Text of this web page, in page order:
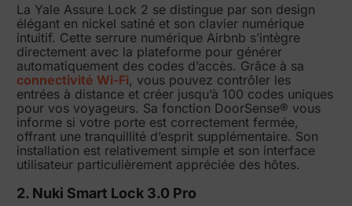
La Yale Assure Lock 2 se distingue par son design
élégant en nickel satiné et son clavier numérique
intuitif. Cette serrure numérique Airbnb s’intègre
directement avec la plateforme pour générer
automatiquement des codes d’accès. Grâce à sa
connectivité Wi-Fi, vous pouvez contrôler les
entrées à distance et créer jusqu’à 100 codes uniques
pour vos voyageurs. Sa fonction DoorSense® vous
informe si votre porte est correctement fermée,
offrant une tranquillité d’esprit supplémentaire. Son
installation est relativement simple et son interface
utilisateur particulièrement appréciée des hôtes.
2. Nuki Smart Lock 3.0 Pro